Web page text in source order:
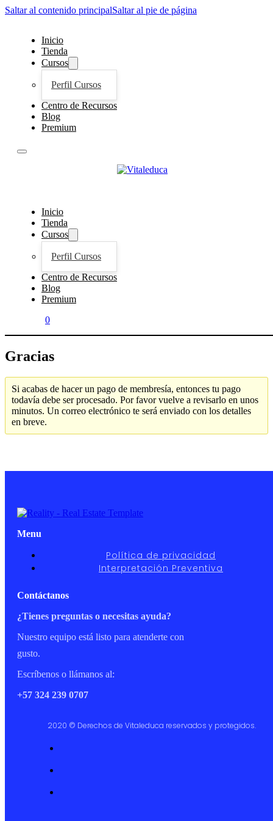
Saltar al contenido principalSaltar al pie de página
Inicio
Tienda
Cursos
Perfil Cursos
Centro de Recursos
Blog
Premium
Inicio
Tienda
Cursos
Perfil Cursos
Centro de Recursos
Blog
Premium
0
Gracias
Si acabas de hacer un pago de membresía, entonces tu pago
todavía debe ser procesado. Por favor vuelve a revisarlo en unos
minutos. Un correo electrónico te será enviado con los detalles
en breve.
Menu
Política de privacidad
Interpretación Preventiva
Contáctanos
¿Tienes preguntas o necesitas ayuda?
Nuestro equipo está listo para atenderte con
gusto.
Escríbenos o llámanos al:
+57 324 239 0707
2020 © Derechos de Vitaleduca reservados y protegidos.